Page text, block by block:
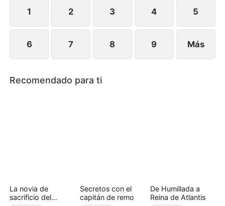
sentimiento que nunca planearon.
1 2 3 4 5
6 7 8 9 Más
Recomendado para ti
La novia de
sacrificio del
Secretos con el
capitán de remo
De Humillada a
Reina de Atlantis